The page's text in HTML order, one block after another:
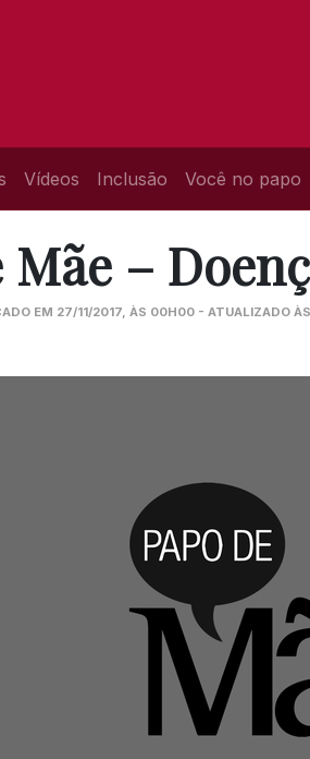
Vídeos Inclusão Você no papo
Mãe –
EM 27/11/2017, ÀS 00H00 - ATUALIZADO